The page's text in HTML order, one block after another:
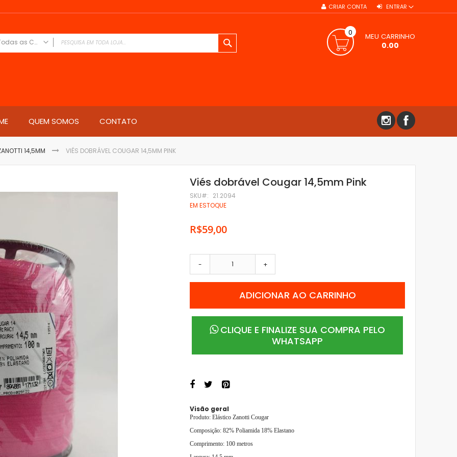
ENTRAR
CRIAR CONTA
Todas as Categorias
lille elastok
Florent Elastok
Papiro 10
Cactus 18
Ipe 13
Liris 10
Liris 13
Liris 18
Viés Dobravel
Cougar zanotti 14,5mm
New pampa Zanotti 15,5mm
Maira Vanity 16mm
Maira Vanity 25mm
Malva Zanotti 16
Anis Zanotti 16mm
Elásticos de cintura
Borneo 25
Cós Personalizado 39mm
MEU CARRINHO
0.00
0
QUEM SOMOS CONTATO
14,5MM VIÉS DOBRÁVEL COUGAR 14,5MM PINK
Viés dobrável Cougar 14,5mm Pink
SKU
21.2094
EM ESTOQUE
R$59,00
- +
ADICIONAR AO CARRINHO
CLIQUE E FINALIZE SUA COMPRA PELO
WHATSAPP
Visão geral
Produto: Elástico Zanotti Cougar
Composição: 82% Poliamida 18% Elastano
Comprimento: 100 metros